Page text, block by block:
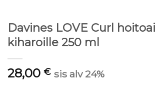
Davines LOVE Curl
kiharoille 250 ml
28,00 € sis alv 24%